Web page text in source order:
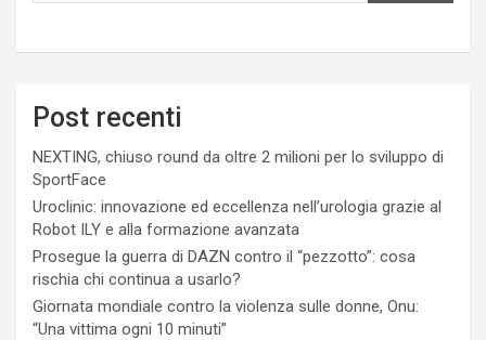
Post recenti
NEXTING, chiuso round da oltre 2 milioni per lo sviluppo di
SportFace
Uroclinic: innovazione ed eccellenza nell’urologia grazie al
Robot ILY e alla formazione avanzata
Prosegue la guerra di DAZN contro il “pezzotto”: cosa
rischia chi continua a usarlo?
Giornata mondiale contro la violenza sulle donne, Onu:
“Una vittima ogni 10 minuti”